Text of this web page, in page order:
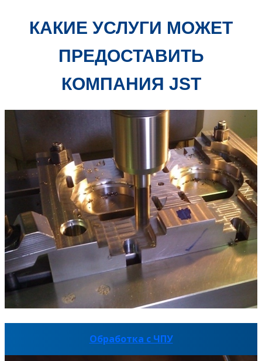
КАКИЕ УСЛУГИ МОЖЕТ
ПРЕДОСТАВИТЬ
КОМПАНИЯ JST
Обработка с ЧПУ